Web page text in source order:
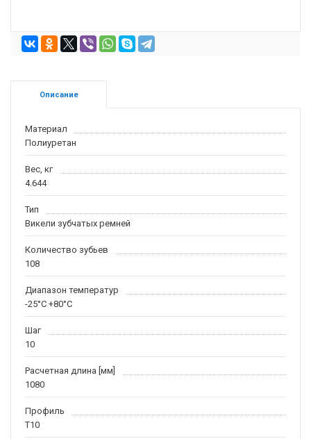
Описание
Материал
Полиуретан
Вес, кг
4.644
Тип
Викели зубчатых ремней
Количество зубьев
108
Диапазон температур
-25°C +80°C
Шаг
10
Расчетная длина [мм]
1080
Профиль
T10